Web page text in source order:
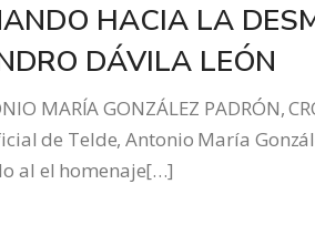
HACIA LA
DÁVILA LEÓN
MARÍA GONZÁLEZ PADRÓN,
de Telde, Antonio María
al el homenaje[…]